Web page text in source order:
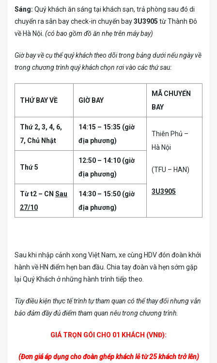
Sáng: Quý khách ăn sáng tại khách sạn, trả phòng sau đó di
chuyển ra sân bay check-in chuyến bay3U3905 từ Thành Đô
về Hà Nội. (có bao gồm đồ ăn nhẹ trên máy bay)
Giờ bay về cụ thể quý khách theo dõi trong bảng dưới nếu ngày về
trong chương trình quý khách chọn rơi vào các thứ sau:
THỨ BAY VỀ GIỜ BAY
MÃ CHUYẾN
BAY
Thứ 2, 3, 4, 6,
7, Chủ Nhật
14:15 – 15:35 (giờ
địa phương)
Thiên Phủ –
Hà Nội
(TFU – HAN)
3U3905
Thứ 5
12:50 – 14:10 (giờ
địa phương)
Từ t2 – CN Sau
27/10
14:30 – 15:50 (giờ
địa phương)
Sau khi nhập cảnh xong Việt Nam, xe cùng HDV đón đoàn khởi
hành về HN điểm hẹn ban đầu. Chia tay đoàn và hẹn sớm gặp
lại Quý Khách ở những hành trình tiếp theo.
Tùy điều kiện thực tế trình tự tham quan có thể thay đổi nhưng vẫn
bảo đảm đầy đủ điểm tham quan nêu trong chương trình.
GIÁ TRỌN GÓI CHO 01 KHÁCH (VNĐ):
(Đơn giá áp dụng cho đoàn ghép khách lẻ từ 25 khách trở lên)